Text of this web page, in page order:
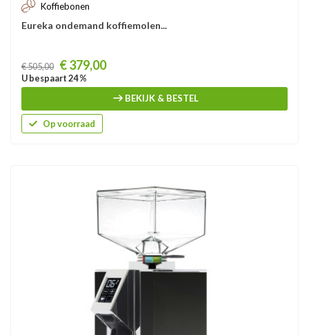
Koffiebonen
Eureka ondemand koffiemolen...
Prijs
€ 505,00 € 379,00
U bespaart 24 %
BEKIJK & BESTEL
Op voorraad